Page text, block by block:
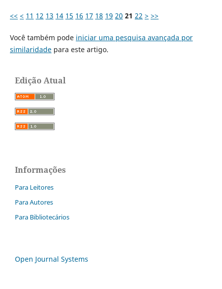
<< < 11 12 13 14 15 16 17 18 19 20 21 22 > >>
Você também pode iniciar uma pesquisa avançada por
similaridadepara este artigo.
Edição Atual
Informações
Para Leitores
Para Autores
Para Bibliotecários
Open Journal Systems